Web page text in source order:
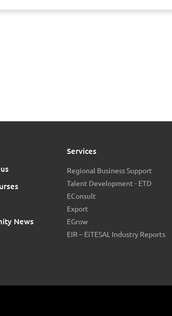
News
Services
Regional Business Support
Talent Development - ETD
EConsult
Export
EGrow
EIR – EiTESAL Industry Reports